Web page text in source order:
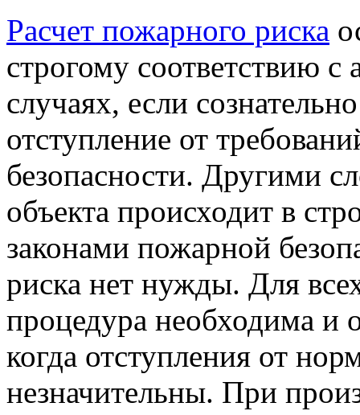
Расчет пожарного риска
строгому соответствию с
случаях, если
отступление от
безопасности. Другими
объекта происходит в
законами пожарной
риска нет нужды. Для
процедура необходима и
когда отступления от
незначительны. При